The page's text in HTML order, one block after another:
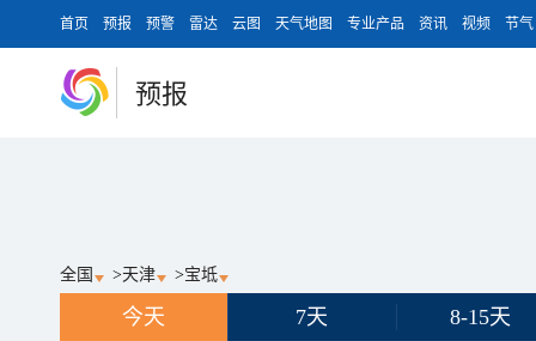
首页 预报 预警 雷达 云图 天气地图 专业产品 资讯 视频 节气
预报
全国 >天津 >宝坻
今天 7天 8-15天